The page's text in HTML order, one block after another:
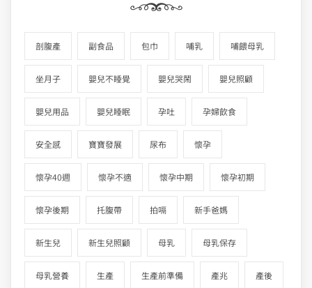
剖腹產 副食品 包巾 哺乳 哺餵母乳
坐月子 嬰兒不睡覺 嬰兒哭鬧 嬰兒照顧
嬰兒用品 嬰兒睡眠 孕吐 孕婦飲食
安全感 寶寶發展 尿布 懷孕
懷孕40週 懷孕不適 懷孕中期 懷孕初期
懷孕後期 托腹帶 拍嗝 新手爸媽
新生兒 新生兒照顧 母乳 母乳保存
母乳營養 生產 生產前準備 產兆 產後